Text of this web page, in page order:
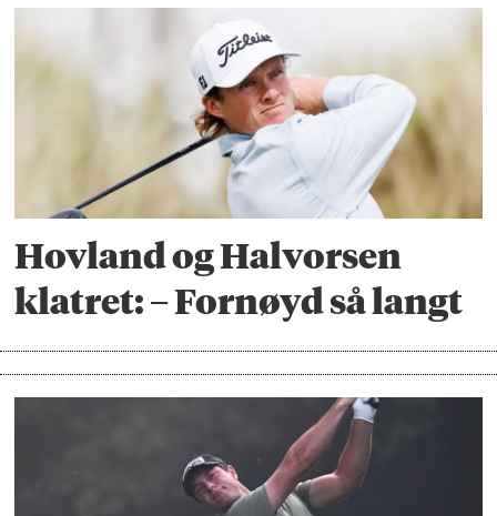
Hovland og Halvorsen
klatret: – Fornøyd så langt